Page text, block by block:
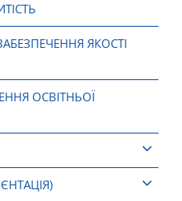
ЯКОСТІ
ОСВІТНЬОЇ